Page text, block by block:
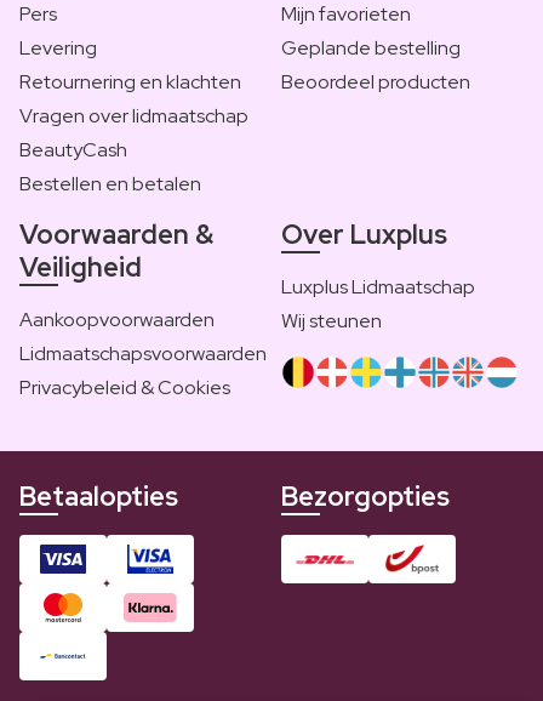
Pers
Levering
Retournering en klachten
Vragen over lidmaatschap
BeautyCash
Bestellen en betalen
Mijn favorieten
Geplande bestelling
Beoordeel producten
Voorwaarden &
Veiligheid
Aankoopvoorwaarden
Lidmaatschapsvoorwaarden
Privacybeleid & Cookies
Over Luxplus
Luxplus Lidmaatschap
Wij steunen
Betaalopties Bezorgopties